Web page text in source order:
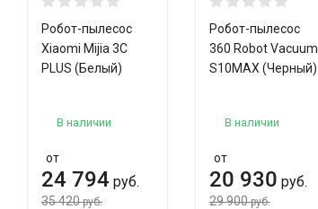
Робот-пылесос
Xiaomi Mijia 3C
PLUS (Белый)
В наличии
от
24 794 руб.
35 420 руб.
Робот-пылесос
360 Robot Vacuum
S10MAX (Черный)
В наличии
от
20 930 руб.
29 900 руб.